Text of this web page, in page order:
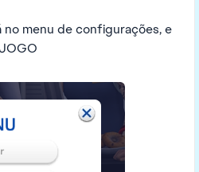
no menu de configurações, e